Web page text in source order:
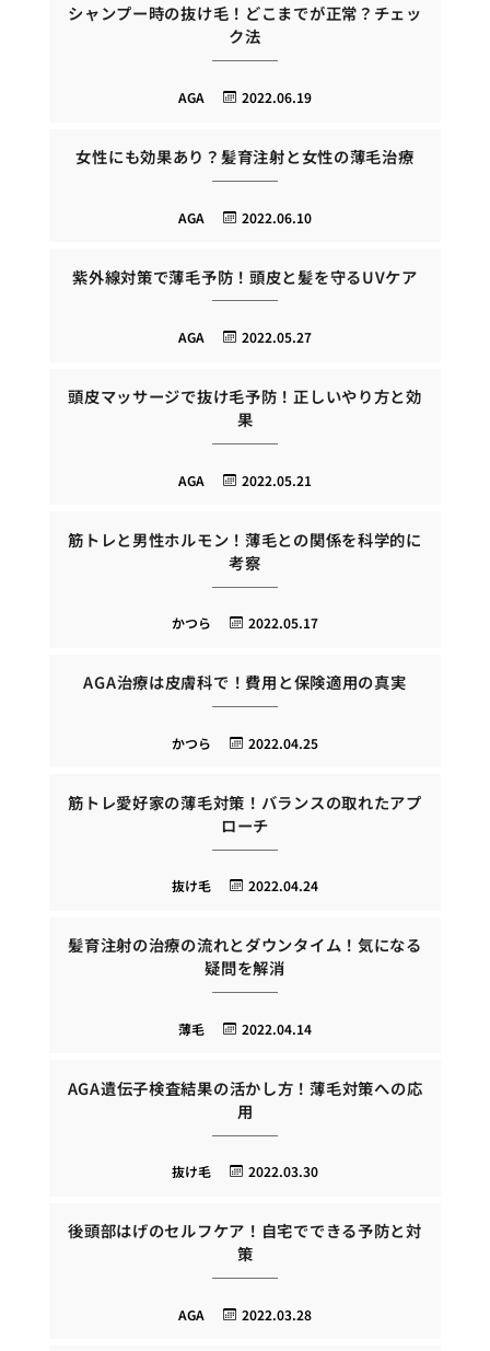
シャンプー時の抜け毛！どこまでが正常？チェッ
ク法
2022.06.19
AGA
女性にも効果あり？髪育注射と女性の薄毛治療
2022.06.10
AGA
紫外線対策で薄毛予防！頭皮と髪を守るUVケア
2022.05.27
AGA
頭皮マッサージで抜け毛予防！正しいやり方と効
果
2022.05.21
AGA
筋トレと男性ホルモン！薄毛との関係を科学的に
考察
2022.05.17
かつら
AGA治療は皮膚科で！費用と保険適用の真実
2022.04.25
かつら
筋トレ愛好家の薄毛対策！バランスの取れたアプ
ローチ
2022.04.24
抜け毛
髪育注射の治療の流れとダウンタイム！気になる
疑問を解消
2022.04.14
薄毛
AGA遺伝子検査結果の活かし方！薄毛対策への応
用
2022.03.30
抜け毛
後頭部はげのセルフケア！自宅でできる予防と対
策
2022.03.28
AGA